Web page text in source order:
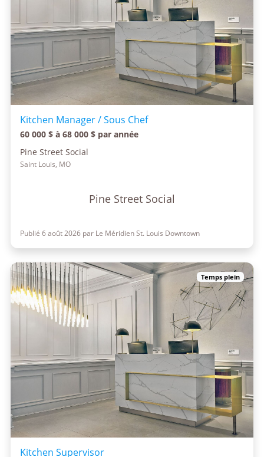
Kitchen Manager / Sous Chef
60 000 $ à 68 000 $ par année
Pine Street Social
Saint Louis, MO
Pine Street Social
Publié 6 août 2026 par Le Méridien St. Louis Downtown
Temps plein
Kitchen Supervisor